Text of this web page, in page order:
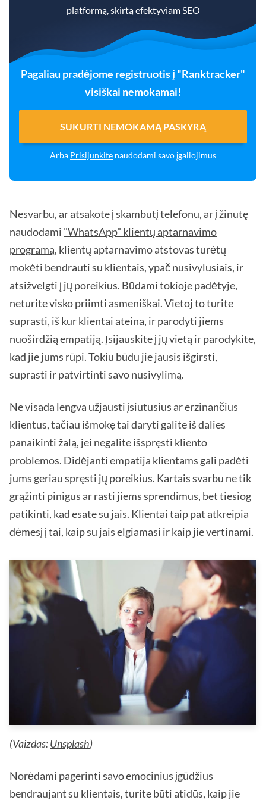
platformą, skirtą efektyviam SEO
Pagaliau pradėjome registruotis į "Ranktracker"
visiškai nemokamai!
SUKURTI NEMOKAMĄ PASKYRĄ
Arba Prisijunkite naudodami savo įgaliojimus
Nesvarbu, ar atsakote į skambutį telefonu, ar į žinutę
naudodami "WhatsApp" klientų aptarnavimo
programą, klientų aptarnavimo atstovas turėtų
mokėti bendrauti su klientais, ypač nusivylusiais, ir
atsižvelgti į jų poreikius. Būdami tokioje padėtyje,
neturite visko priimti asmeniškai. Vietoj to turite
suprasti, iš kur klientai ateina, ir parodyti jiems
nuoširdžią empatiją. Įsijauskite į jų vietą ir parodykite,
kad jie jums rūpi. Tokiu būdu jie jausis išgirsti,
suprasti ir patvirtinti savo nusivylimą.
Ne visada lengva užjausti įsiutusius ar erzinančius
klientus, tačiau išmokę tai daryti galite iš dalies
panaikinti žalą, jei negalite išspręsti kliento
problemos. Didėjanti empatija klientams gali padėti
jums geriau spręsti jų poreikius. Kartais svarbu ne tik
grąžinti pinigus ar rasti jiems sprendimus, bet tiesiog
patikinti, kad esate su jais. Klientai taip pat atkreipia
dėmesį į tai, kaip su jais elgiamasi ir kaip jie vertinami.
(Vaizdas:Unsplash)
Norėdami pagerinti savo emocinius įgūdžius
bendraujant su klientais, turite būti atidūs, kaip jie